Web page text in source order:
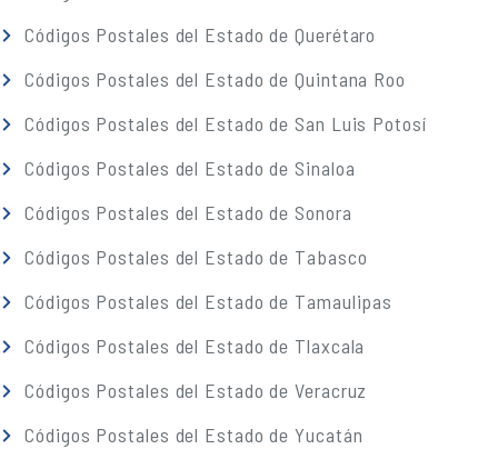
Códigos Postales del Estado de Querétaro
Códigos Postales del Estado de Quintana Roo
Códigos Postales del Estado de San Luis Potosí
Códigos Postales del Estado de Sinaloa
Códigos Postales del Estado de Sonora
Códigos Postales del Estado de Tabasco
Códigos Postales del Estado de Tamaulipas
Códigos Postales del Estado de Tlaxcala
Códigos Postales del Estado de Veracruz
Códigos Postales del Estado de Yucatán